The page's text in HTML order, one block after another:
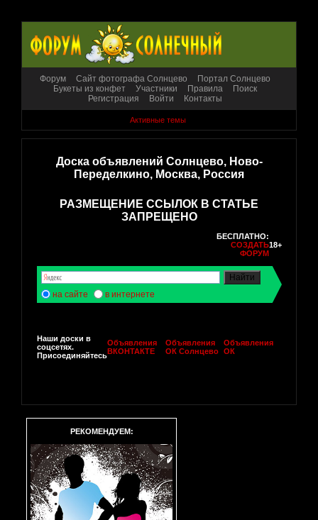
Форум Сайт фотографа Солнцево
Портал Солнцево
Букеты из конфет
Участники Правила
Поиск
Регистрация
Войти Контакты
Активные темы
Доска объявлений Солнцево, Ново-
Переделкино, Москва, Россия
РАЗМЕЩЕНИЕ ССЫЛОК В СТАТЬЕ
ЗАПРЕЩЕНО
БЕСПЛАТНО:
СОЗДАТЬ
ФОРУМ
18+
на сайте в интернете
Наши доски в
соцсетях.
Присоединяйтесь
Объявления
ВКОНТАКТЕ
Объявления
ОК Солнцево
Объявления
ОК
РЕКОМЕНДУЕМ: